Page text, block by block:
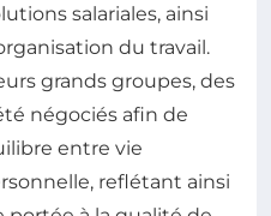
salariales, ainsi
du travail.
grands groupes, des
négociés afin de
entre vie
reflétant ainsi